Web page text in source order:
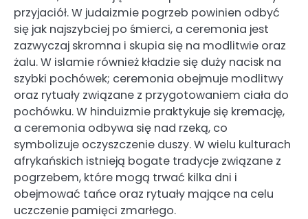
przyjaciół. W judaizmie pogrzeb powinien odbyć
się jak najszybciej po śmierci, a ceremonia jest
zazwyczaj skromna i skupia się na modlitwie oraz
żalu. W islamie również kładzie się duży nacisk na
szybki pochówek; ceremonia obejmuje modlitwy
oraz rytuały związane z przygotowaniem ciała do
pochówku. W hinduizmie praktykuje się kremację,
a ceremonia odbywa się nad rzeką, co
symbolizuje oczyszczenie duszy. W wielu kulturach
afrykańskich istnieją bogate tradycje związane z
pogrzebem, które mogą trwać kilka dni i
obejmować tańce oraz rytuały mające na celu
uczczenie pamięci zmarłego.